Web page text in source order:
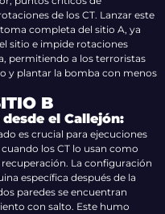
de los CT. Lanzar este
completa del sitio A, ya
sitio e impide rotaciones
permitiendo a los terroristas
y plantar la bomba con menos
B
el Callejón:
es crucial para ejecuciones
los CT lo usan como
La configuración
específica después de la
paredes se encuentran
con salto. Este humo